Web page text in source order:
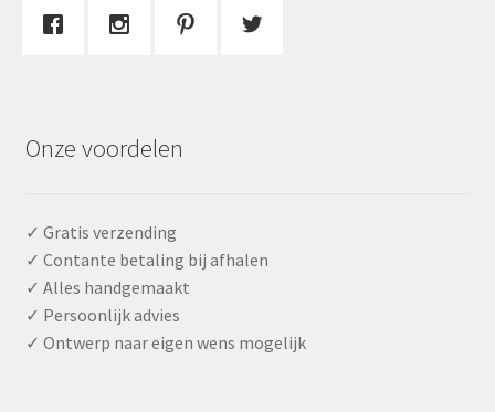
Onze voordelen
✓ Gratis verzending
✓ Contante betaling bij afhalen
✓ Alles handgemaakt
✓ Persoonlijk advies
✓ Ontwerp naar eigen wens mogelijk